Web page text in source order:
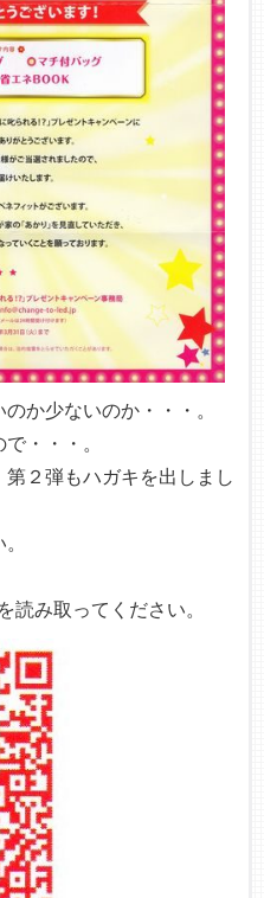
か少ないのか・・・。
・・・。
２弾もハガキを出しまし
読み取ってください。